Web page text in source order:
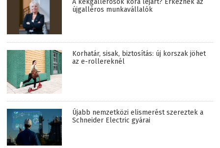
A kékgallérosok kora lejárt? Érkeznek az
újgalléros munkavállalók
Korhatár, sisak, biztosítás: új korszak jöhet
az e-rollereknél
Újabb nemzetközi elismerést szereztek a
Schneider Electric gyárai